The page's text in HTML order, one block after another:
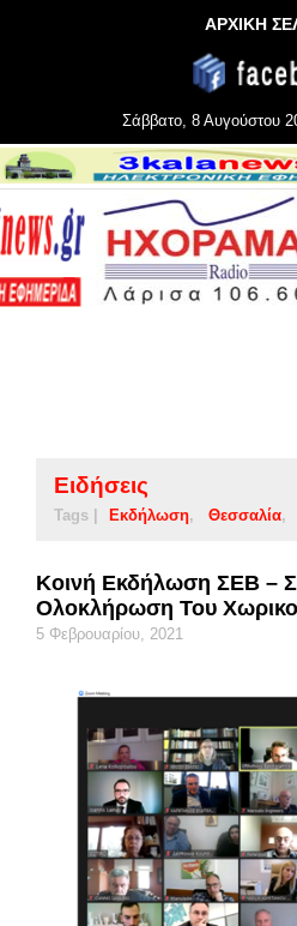
ΑΡΧΙΚΗ
Σάββατο, 8 Αυγούστου
Ειδήσεις
Tags | Εκδήλωση Θεσσαλία
Κοινή Εκδήλωση ΣΕΒ –
Ολοκλήρωση Του
5 Φεβρουαρίου, 2021